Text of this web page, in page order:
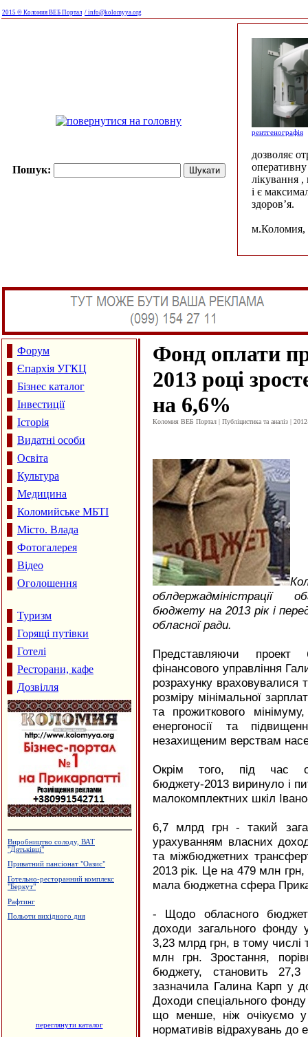
2015 © Коломия ВЕБ Портал / info@kolomyya.org
Пошук:
рентгенографія
дозволяє
лікування ,
і є
здоров’я.
м.Коломия,
Форум
Єпархія УГКЦ
Бізнес каталог
Інвестиції
Історія
Видатні особи
Освіта
Культура
Медицина
Коломийське МБТІ
Місто. Влада
Фотогалерея
Відео
Оголошення
Туризм
Горящі путівки
Готелі
Ресторани, кафе
Дозвілля
Будцентр "Деніго"
Інтернет-кафе "OXY"
Будівельний центр "ВАШ ДІМ"
переглянути каталог
Фонд оплати
2013 році
на 6,6%
Коломия ВЕБ Портал | Публіцистика та аналіз |
облдержадміністрації
бюджету на 2013 рік і
обласної ради.
Представляючи проект
фінансового управління
розрахунку враховувалися
розміру мінімальної
та прожиткового
енергоносії та
незахищеним верствам
Окрім того, під час
бюджету-2013 виринуло і
малокомплектних шкіл
6,7 млрд грн - такий
урахуванням власних
та міжбюджетних
2013 рік. Це на 479 млн грн,
мала бюджетна сфера
- Щодо обласного
доходи загального фонду
3,23 млрд грн, в тому
млн грн. Зростання,
бюджету, становить
зазначила Галина Карп у
Доходи спеціального
що менше, ніж очікуємо у
нормативів відрахувань до